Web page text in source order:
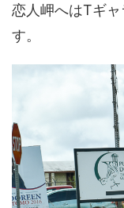
恋人岬へはTギ
す。